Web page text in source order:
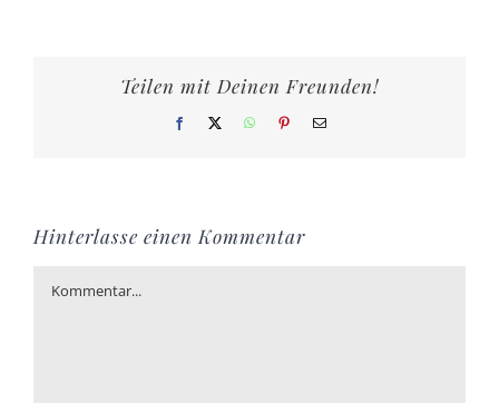
Teilen mit Deinen Freunden!
Facebook WhatsAppPinterestE-
Hinterlasse einen Kommentar
Kommentar